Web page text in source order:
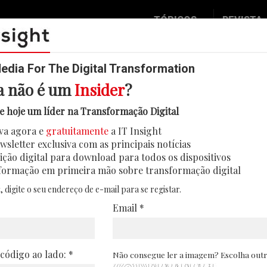
TÓPICOS
Digital
IT Strategy
Operação
Podcast
REVISTA
milhões de euros por
Europeia ter apertado a
sobre o tratamento de dados. Empresa
08/01/2023
For The Digital Transformation
não é umInsider?
hoje um líder na Transformação Digital
agora e gratuitamente a IT Insight
exclusiva com as principais notícias
digital para download para todos os dispositivos
em primeira mão sobre transformação digital
o seu endereço de e-mail para se registar.
Email *
ao lado: * Não consegue ler a imagem? Escolha